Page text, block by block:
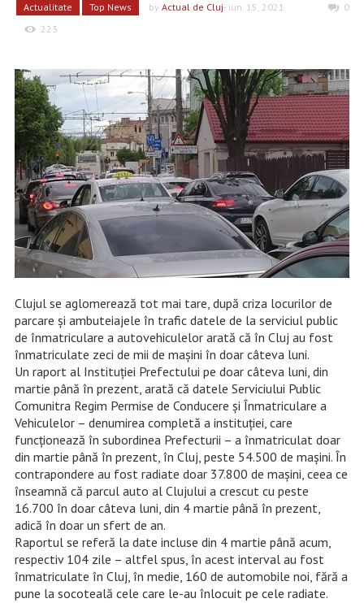
Actualitate Top News byActual de Cluj- iun. 15, 2021
0
223
Clujul se aglomerează tot mai tare, după criza locurilor de
parcare și ambuteiajele în trafic datele de la serviciul public
de înmatriculare a autovehiculelor arată că în Cluj au fost
înmatriculate zeci de mii de mașini în doar câteva luni.
Un raport al Instituției Prefectului pe doar câteva luni, din
martie până în prezent, arată că datele Serviciului Public
Comunitra Regim Permise de Conducere și Înmatriculare a
Vehiculelor – denumirea completă a instituției, care
funcționează în subordinea Prefecturii – a înmatriculat doar
din martie până în prezent, în Cluj, peste 54.500 de mașini. În
contrapondere au fost radiate doar 37.800 de mașini, ceea ce
înseamnă că parcul auto al Clujului a crescut cu peste
16.700 în doar câteva luni, din 4 martie până în prezent,
adică în doar un sfert de an.
Raportul se referă la date incluse din 4 martie până acum,
respectiv 104 zile – altfel spus, în acest interval au fost
înmatriculate în Cluj, în medie, 160 de automobile noi, fără a
pune la socoteală cele care le-au înlocuit pe cele radiate.